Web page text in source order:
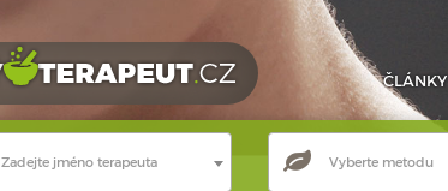
ČLÁNKY
Zadejte jméno terapeuta Vyberte metodu